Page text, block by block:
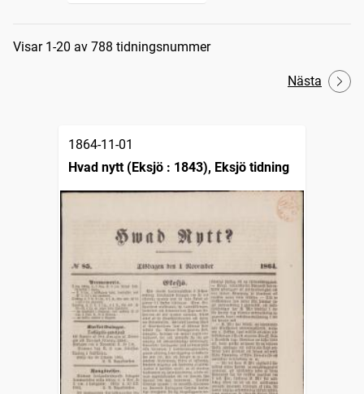
Sökresultat
Visar 1-20 av 788 tidningsnummer
Nästa
1864-11-01
Hvad nytt (Eksjö : 1843), Eksjö tidning